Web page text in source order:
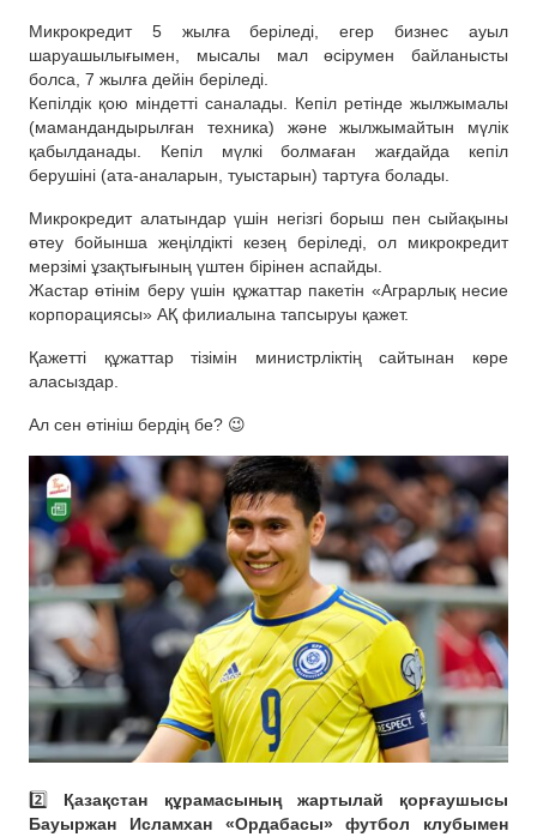
Микрокредит 5 жылға беріледі, егер бизнес ауыл
шаруашылығымен, мысалы мал өсірумен байланысты
болса, 7 жылға дейін беріледі.
Кепілдік қою міндетті саналады. Кепіл ретінде жылжымалы
(мамандандырылған техника) және жылжымайтын мүлік
қабылданады. Кепіл мүлкі болмаған жағдайда кепіл
берушіні (ата-аналарын, туыстарын) тартуға болады.
Микрокредит алатындар үшін негізгі борыш пен сыйақыны
өтеу бойынша жеңілдікті кезең беріледі, ол микрокредит
мерзімі ұзақтығының үштен бірінен аспайды.
Жастар өтінім беру үшін құжаттар пакетін «Аграрлық несие
корпорациясы» АҚ филиалына тапсыруы қажет.
Қажетті құжаттар тізімін министрліктің сайтынан көре
аласыздар.
Ал сен өтініш бердің бе? 😉
2️⃣ Қазақстан құрамасының жартылай қорғаушысы
Бауыржан Исламхан «Ордабасы» футбол клубымен